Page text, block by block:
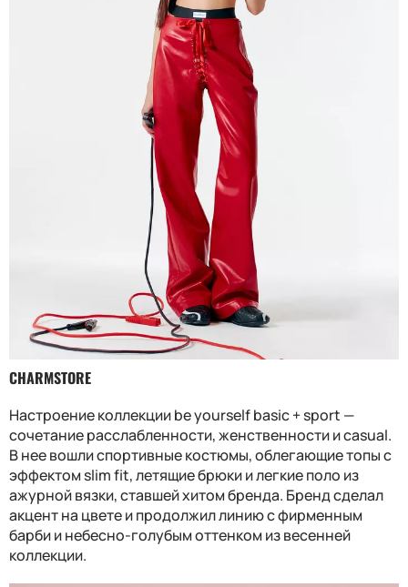
CHARMSTORE
Настроение коллекции be yourself basic + sport —
сочетание расслабленности, женственности и casual.
В нее вошли спортивные костюмы, облегающие топы с
эффектом slim fit, летящие брюки и легкие поло из
ажурной вязки, ставшей хитом бренда. Бренд сделал
акцент на цвете и продолжил линию с фирменным
барби и небесно-голубым оттенком из весенней
коллекции.